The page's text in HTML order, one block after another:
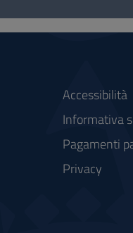
Accessibilità
Informativa
Pagamenti
Privacy